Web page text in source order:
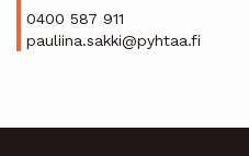
0400 587 911
pauliina.sakki@pyhtaa.fi